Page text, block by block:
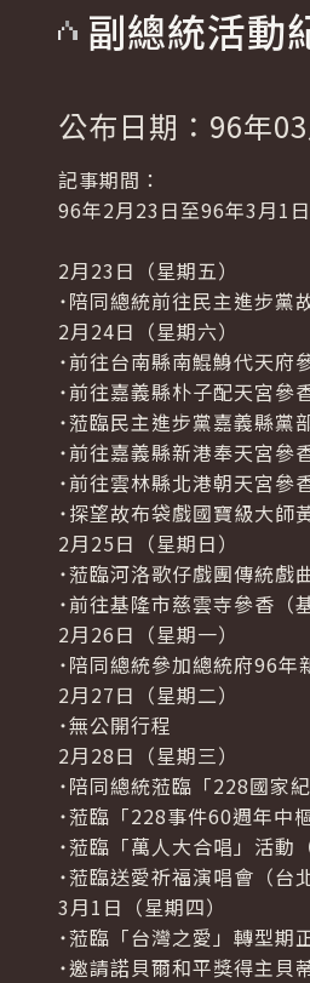
副總統活動
公布日期：96年
記事期間：
96年2月23日至96年3月1日
2月23日（星期五）
˙陪同總統前往民主進步黨
2月24日（星期六）
˙前往台南縣南鯤鯓代天府
˙前往嘉義縣朴子配天宮參
˙蒞臨民主進步黨嘉義縣黨
˙前往嘉義縣新港奉天宮參
˙前往雲林縣北港朝天宮參
˙探望故布袋戲國寶級大師
2月25日（星期日）
˙蒞臨河洛歌仔戲團傳統戲
˙前往基隆市慈雲寺參香（
2月26日（星期一）
˙陪同總統參加總統府96年
2月27日（星期二）
˙無公開行程
2月28日（星期三）
˙陪同總統蒞臨「228國家
˙蒞臨「228事件60週年中
˙蒞臨「萬人大合唱」活動
˙蒞臨送愛祈福演唱會（台
3月1日（星期四）
˙蒞臨「台灣之愛」轉型期
˙邀請諾貝爾和平獎得主